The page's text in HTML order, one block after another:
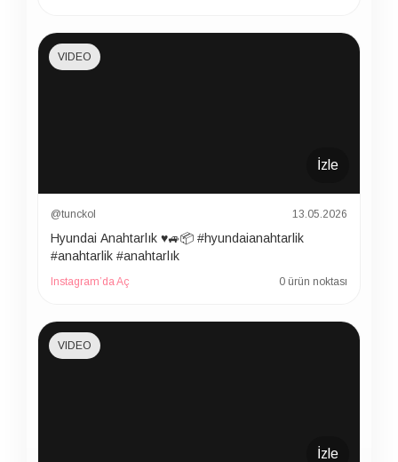
İzle
VIDEO
@tunckol 13.05.2026
Hyundai Anahtarlık ♥️🚙📦 #hyundaianahtarlik
#anahtarlik #anahtarlık
Instagram’da Aç 0 ürün noktası
İzle
VIDEO